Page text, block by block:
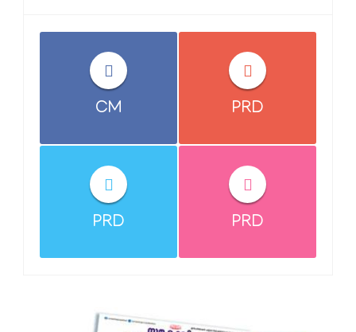
CM PRD
PRD PRD